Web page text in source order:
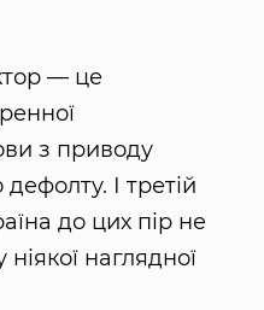
— це
з приводу
І третій
до цих пір не
наглядної